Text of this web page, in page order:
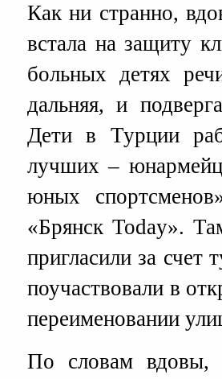
Как ни странно,
встала на защиту
больных детях
дальняя, и
Дети в Турции
лучших –
юных
«Брянск Today».
пригласили за счет
поучаствовали в
переименовании
По словам вдовы,